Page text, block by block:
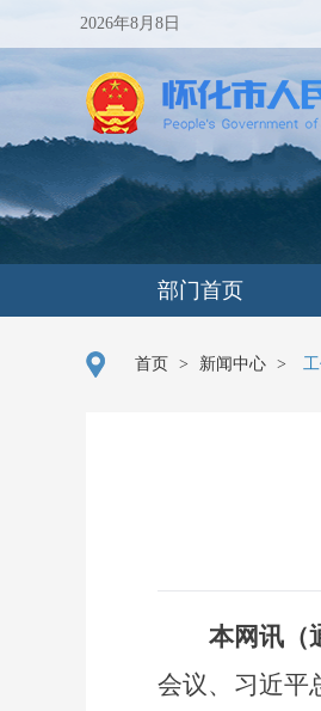
2026年8月8日
部门首页
首页 > 新闻中心 >
本网讯（
会议、习近平